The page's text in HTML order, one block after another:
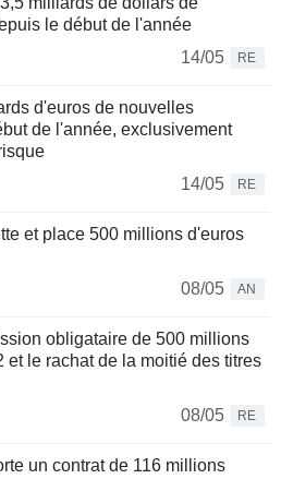
le début de l'année
14/05
RE
d'euros de nouvelles
de l'année, exclusivement
14/05
RE
et place 500 millions d'euros
08/05
AN
obligataire de 500 millions
et le rachat de la moitié des titres
08/05
RE
un contrat de 116 millions